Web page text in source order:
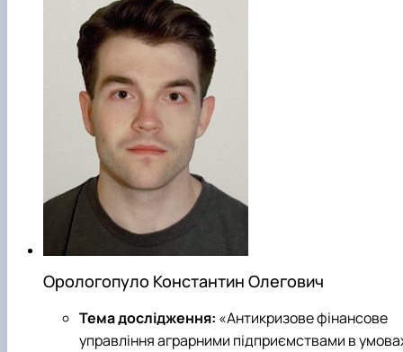
Орологопуло Константин Олегович
Тема дослідження: «Антикризове фінансове
управління аграрними підприємствами в